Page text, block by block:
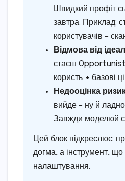
Швидкий профіт
завтра. Приклад:
користувачів –
Відмова від
стаєш
користь + базові
Недооцінка
вийде – ну й
Завжди моделюй
Цей блок підкреслює:
догма, а інструмент, що
налаштування.